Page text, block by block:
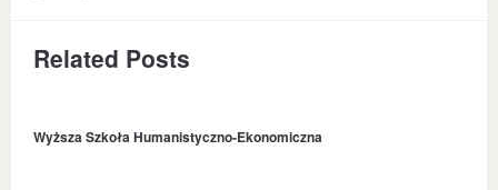
Related Posts
Wyższa Szkoła Humanistyczno-Ekonomiczna